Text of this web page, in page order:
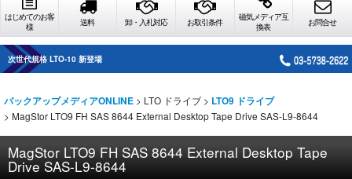
はじめてのお客
様
送料 卸・入札対応 お取引条件
磁気メディア互
換表
お問合せ
次世代規格 LTO-10 新登場
バックアップメディアONLINE > LTO ドライブ > LTO9 ドライブ
> MagStor LTO9 FH SAS 8644 External Desktop Tape Drive SAS-L9-8644
MagStor LTO9 FH SAS 8644 External Desktop Tape
Drive SAS-L9-8644